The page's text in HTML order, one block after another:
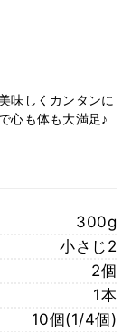
味しくカンタンに
心も体も大満足♪
300g
小さじ2
2個
1本
10個(1/4個)